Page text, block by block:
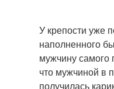
У крепости уже
наполненного
мужчину самого
что мужчиной в
получилась